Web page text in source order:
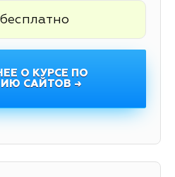
бесплатно
О КУРСЕ ПО
САЙТОВ →